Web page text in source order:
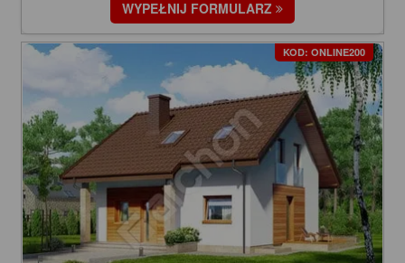
WYPEŁNIJ FORMULARZ
KOD: ONLINE200